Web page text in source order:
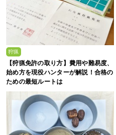
狩猟
【狩猟免許の取り方】費用や難易度、
始め方を現役ハンターが解説！合格の
ための最短ルートは